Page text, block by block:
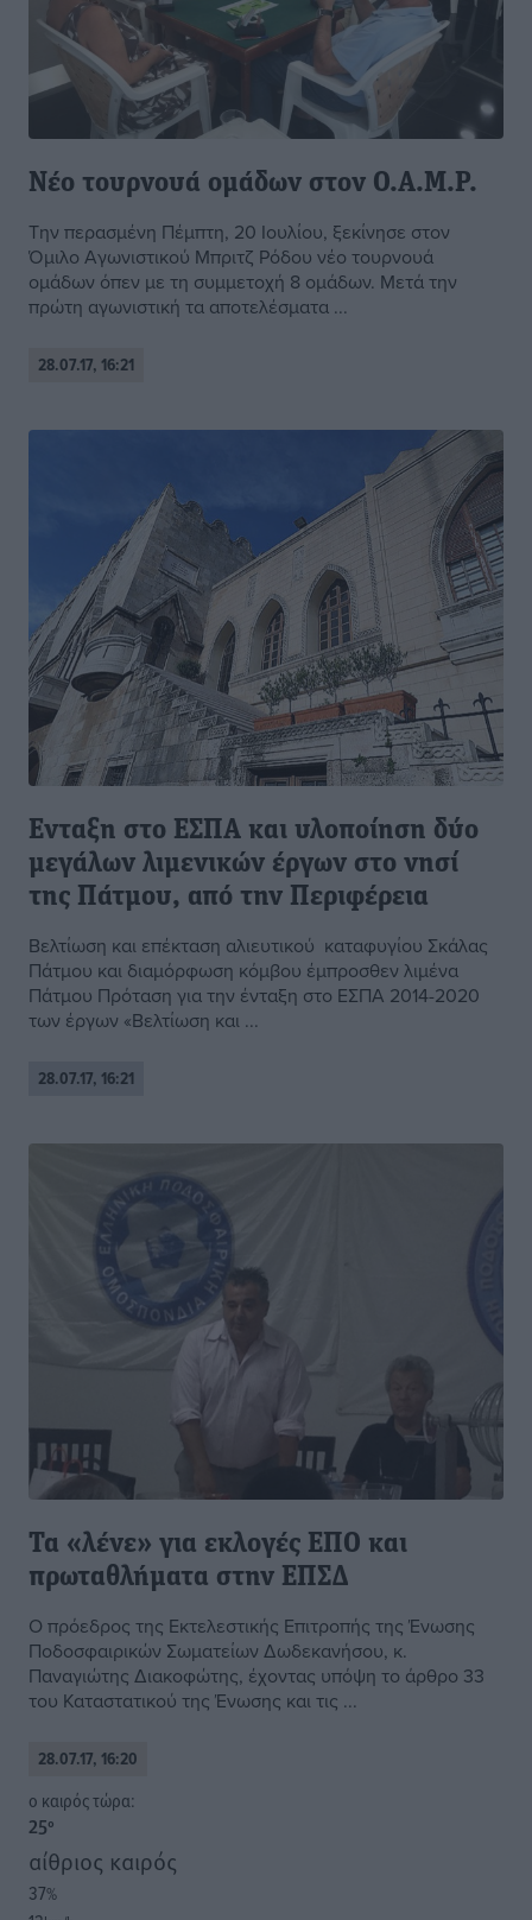
Νέο τουρνουά ομάδων στον Ο.Α.Μ.Ρ.
Την περασμένη Πέμπτη, 20 Ιουλίου, ξεκίνησε στον
Όμιλο Αγωνιστικού Μπριτζ Ρόδου νέο τουρνουά
ομάδων όπεν με τη συμμετοχή 8 ομάδων. Μετά την
πρώτη αγωνιστική τα αποτελέσματα ...
28.07.17, 16:21
Ενταξη στο ΕΣΠΑ και υλοποίηση δύο
μεγάλων λιμενικών έργων στο νησί
της Πάτμου, από την Περιφέρεια
Βελτίωση και επέκταση αλιευτικού καταφυγίου Σκάλας
Πάτμου και διαμόρφωση κόμβου έμπροσθεν λιμένα
Πάτμου Πρόταση για την ένταξη στο ΕΣΠΑ 2014-2020
των έργων «Βελτίωση και ...
28.07.17, 16:21
Τα «λένε» για εκλογές ΕΠΟ και
πρωταθλήματα στην ΕΠΣΔ
Ο πρόεδρος της Εκτελεστικής Επιτροπής της Ένωσης
Ποδοσφαιρικών Σωματείων Δωδεκανήσου, κ.
Παναγιώτης Διακοφώτης, έχοντας υπόψη το άρθρο 33
του Καταστατικού της Ένωσης και τις ...
28.07.17, 16:20
o καιρός τώρα:
25°
αίθριος καιρός
37%